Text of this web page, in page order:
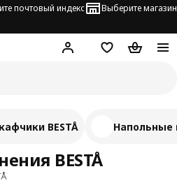
почтовый индекс Выберите магазин
Hej! ВойтиСписокКорзина
BESTÅ
BESTÅ Напольные